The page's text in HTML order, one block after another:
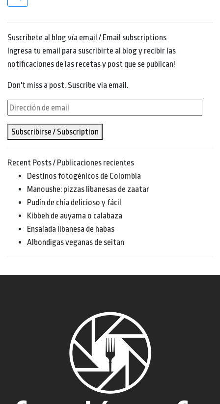
Suscríbete al blog vía email / Email subscriptions
Ingresa tu email para suscribirte al blog y recibir las
notificaciones de las recetas y post que se publican!
Don't miss a post. Suscribe via email.
Dirección
de
email
Subscribirse / Subscription
Recent Posts / Publicaciones recientes
Destinos fotogénicos de Colombia
Manoushe: pizzas libanesas de zaatar
Pudín de chía delicioso y fácil
Kibbeh de auyama o calabaza
Ensalada libanesa de habas
Albondigas veganas de seitan